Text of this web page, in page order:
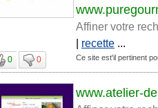
Affiner votre
| recette ...
0 0 Ce site est'il pertinent
www.atelier-